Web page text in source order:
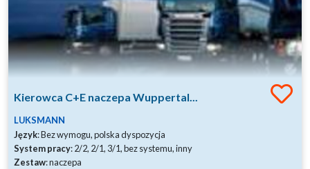
Kierowca C+E naczepa Wuppertal...
LUKSMANN
Język: Bez wymogu, polska dyspozycja
System pracy: 2/2, 2/1, 3/1, bez systemu, inny
Zestaw: naczepa